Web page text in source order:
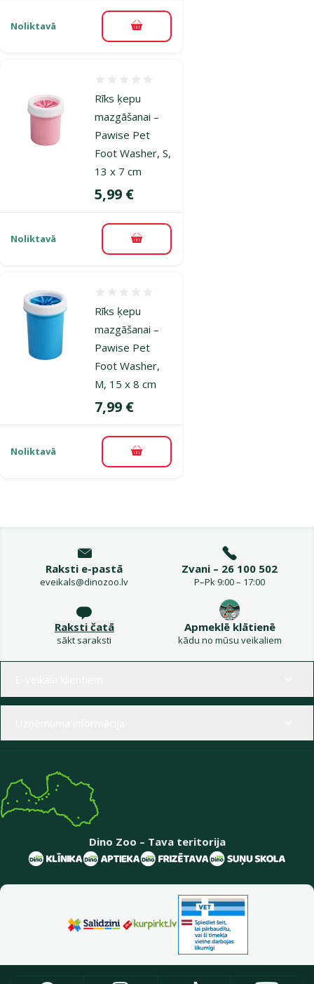
Noliktavā Pievienot grozam
Rīks ķepu
mazgāšanai –
Pawise Pet
Foot Washer, S,
13 x 7 cm
Cena
5,99 €
Noliktavā Pievienot grozam
Rīks ķepu
mazgāšanai –
Pawise Pet
Foot Washer,
M, 15 x 8 cm
Cena
7,99 €
Noliktavā Pievienot grozam
Raksti e-pastā
eveikals@dinozoo.lv
Zvani – 26 100 502
P–Pk 9:00 – 17:00
Raksti čatā
sākt saraksti
Apmeklē klātienē
kādu no mūsu veikaliem
Dino Zoo – Tava teritorija